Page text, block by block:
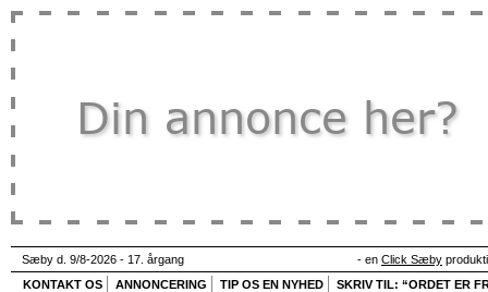
Sæby d. 9/8-2026 - 17. årgang - en Click Sæby
KONTAKT OS
ANNONCERING TIP OS EN NYHED SKRIV TIL: “ORDET ER